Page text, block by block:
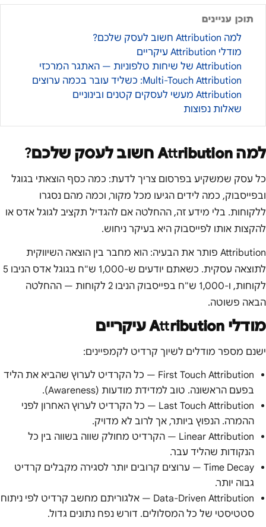
תוכן עניינים
למה Attribution חשוב לעסק שלכם?
מודלי Attribution עיקריים
Attribution של שיחות טלפוניות — האתגר המרכזי
Multi-Touch Attribution: כשליד עובר בכמה ערוצים
Attribution מעשי לעסקים קטנים ובינוניים
שאלות נפוצות
למה Attribution חשוב לעסק שלכם?
כל עסק שמשקיע בפרסום צריך לדעת: כמה כסף הוצאתי בגוגל
ובפייסבוק, כמה לידים הגיעו מכל מקור, וכמה מהם נסגרו
ללקוחות. בלי מידע זה, ההחלטה אם להגדיל תקציב לגוגל אדס או
להקצות אותו לפייסבוק היא בעיקר ניחוש.
Attribution פותר את הבעיה: הוא מחבר בין הוצאה השיווקית
לתוצאה עסקית. כשאתם יודעים ש-1,000 ש"ח בגוגל אדס הניבו 5
לקוחות, ו-1,000 ש"ח בפייסבוק הניבו 2 לקוחות — ההחלטה
הבאה פשוטה.
מודלי Attribution עיקריים
ישנם מספר מודלים לשיוך קרדיט לקמפיינים:
First Touch Attribution — כל הקרדיט לערוץ שהביא את הליד
בפעם הראשונה. טוב למדידת מודעות (Awareness).
Last Touch Attribution — כל הקרדיט לערוץ האחרון לפני
ההמרה. הנפוץ ביותר, אך לרוב לא מדויק.
Linear Attribution — הקרדיט מחולק שווה בשווה בין כל
הנקודות שהליד עבר.
Time Decay — ערוצים קרובים יותר לסגירה מקבלים קרדיט
גבוה יותר.
Data-Driven Attribution — אלגוריתם מחשב קרדיט לפי ניתוח
סטטיסטי של כל המסלולים. דורש נפח נתונים גדול.